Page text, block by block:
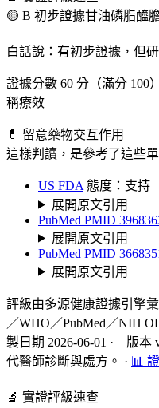
🟡 B 初步證據甘油磷脂醯
白話說：有初步證據，但
證據分數 60 分（滿分
稱療效
💊 留意藥物交互作用
這樣判讀，是參考了這些單
US FDA 態度：支持
展開原文引用
PubMed PMID
展開原文引用
PubMed PMID
展開原文引用
評級由多源健康證據引擎
／WHO／PubMed／NIH
製日期 2026-06-01 · 版本
代醫師診斷與處方。 · 📊
🔬 實證評級速查